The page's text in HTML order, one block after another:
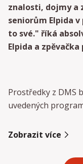
znalosti, dojmy a
seniorům Elpida
to své." říká
Elpida a
Prostředky z DMS
uvedených
Zobrazit více